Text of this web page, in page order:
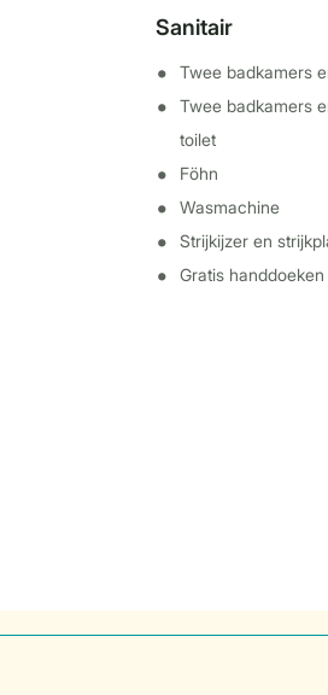
Sanitair
Twee badkamers
Twee badkamers
toilet
Föhn
Wasmachine
Strijkijzer en
Gratis handdoeken